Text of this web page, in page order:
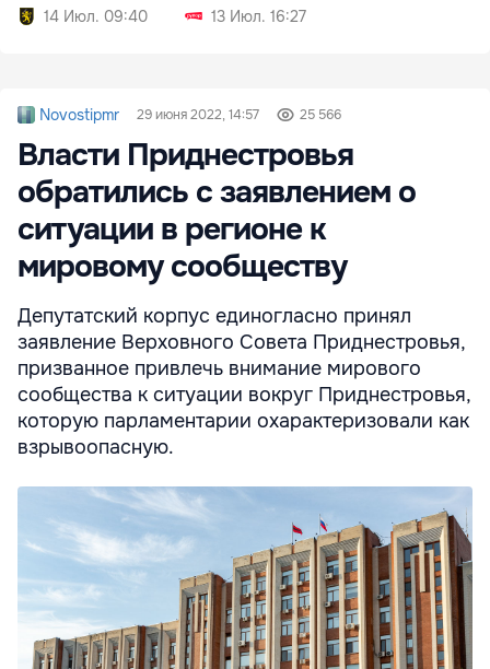
14 Июл. 09:40
13 Июл. 16:27
Novostipmr 29 июня 2022, 14:57 25 566
Власти Приднестровья
обратились с заявлением о
ситуации в регионе к
мировому сообществу
Депутатский корпус единогласно принял
заявление Верховного Совета Приднестровья,
призванное привлечь внимание мирового
сообщества к ситуации вокруг Приднестровья,
которую парламентарии охарактеризовали как
взрывоопасную.